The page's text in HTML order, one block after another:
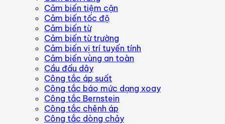
Cảm biến tiệm cận
Cảm biến tốc độ
Cảm biến từ
Cảm biến từ trường
Cảm biến vị trí tuyến tính
Cảm biến vùng an toàn
Cầu đấu dây
Công tắc áp suất
Công tắc báo mức dạng xoay
Công tắc Bernstein
Công tắc chênh áp
Công tắc dòng chảy